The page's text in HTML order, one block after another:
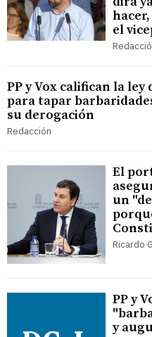
el
PP y Vox califican la
para tapar
su derogación
Redacción
El
un
Ricardo
PP y
y